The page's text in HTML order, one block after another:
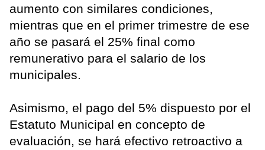
aumento con similares condiciones,
mientras que en el primer trimestre de ese
año se pasará el 25% final como
remunerativo para el salario de los
municipales.
Asimismo, el pago del 5% dispuesto por el
Estatuto Municipal en concepto de
evaluación, se hará efectivo retroactivo a